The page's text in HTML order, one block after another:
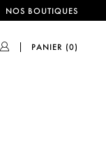
NOS BOUTIQUES
PANIER (0)